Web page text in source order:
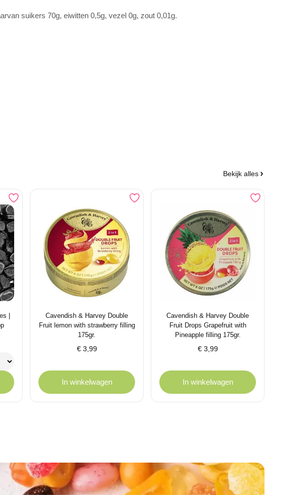
suikers 70g, eiwitten 0,5g, vezel 0g, zout 0,01g.
Bekijk alles
|
Cavendish & Harvey Double
Fruit lemon with strawberry filling
175gr.
€3,99
In winkelwagen
Cavendish & Harvey Double
Fruit Drops Grapefruit with
Pineapple filling 175gr.
€3,99
In winkelwagen